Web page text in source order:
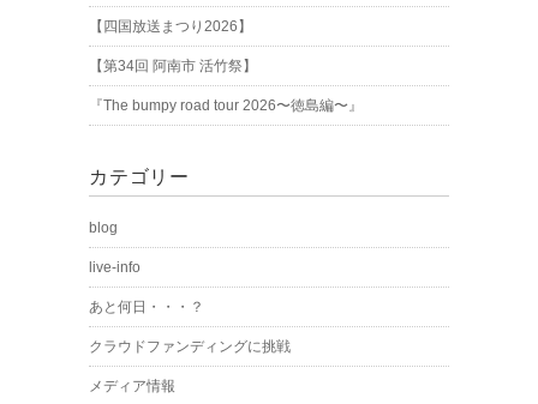
【四国放送まつり2026】
【第34回 阿南市 活竹祭】
『The bumpy road tour 2026〜徳島編〜』
カテゴリー
blog
live-info
あと何日・・・？
クラウドファンディングに挑戦
メディア情報